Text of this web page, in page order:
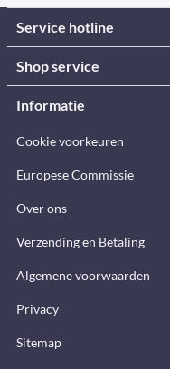
Service hotline
Shop service
Informatie
Cookie voorkeuren
Europese Commissie
Over ons
Verzending en Betaling
Algemene voorwaarden
Privacy
Sitemap